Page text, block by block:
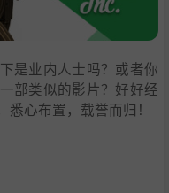
是业内人士吗？或者你
部类似的影片？好好经
心布置，载誉而归！